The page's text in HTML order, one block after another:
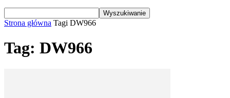
Strona główna Tagi DW966
Tag: DW966